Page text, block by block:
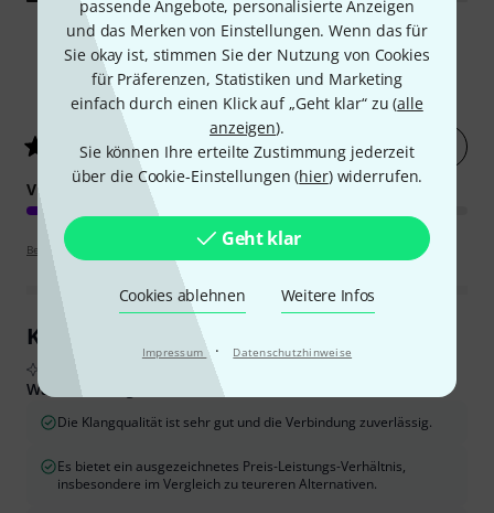
passende Angebote, personalisierte Anzeigen
und das Merken von Einstellungen. Wenn das für
Sie okay ist, stimmen Sie der Nutzung von Cookies
für Präferenzen, Statistiken und Marketing
einfach durch einen Klick auf „Geht klar“ zu (alle
anzeigen).
Sie können Ihre erteilte Zustimmung jederzeit
über die Cookie-Einstellungen (hier) widerrufen.
Geht klar
Cookies ablehnen Weitere Infos
Impressum · Datenschutzhinweise
177Kundenbewertungen
4.9/ 5 Jetzt bewerten
VERARBEITUNG
Bewertungsrichtlinien
Kundenrezensionen im Überblick
Aus echten Käuferbewertungen, zusammengefasst durch KI
Was Käufern gefiel:
Die Klangqualität ist sehr gut und die Verbindung zuverlässig.
Es bietet ein ausgezeichnetes Preis-Leistungs-Verhältnis,
insbesondere im Vergleich zu teureren Alternativen.